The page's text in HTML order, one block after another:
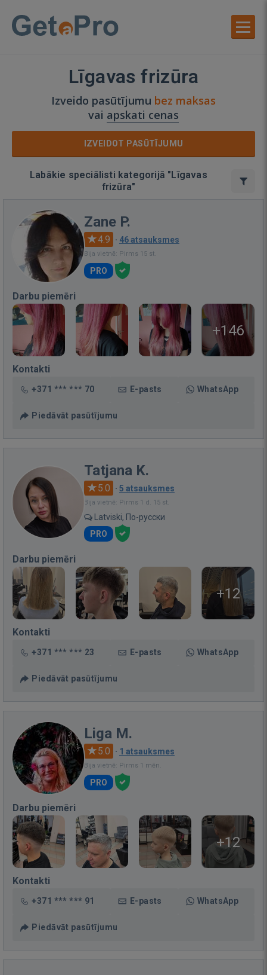
Līgavas frizūra
Izveido pasūtījumu bez maksas
vai apskati cenas
IZVEIDOT PASŪTĪJUMU
Labākie speciālisti kategorijā "Līgavas
frizūra"
Zane P.
4.9 · 46 atsauksmes
Bija vietnē: Pirms 15 st.
PRO
Darbu piemēri
+146
Kontakti
+371 *** *** 70 E-pasts WhatsApp
Piedāvāt pasūtījumu
Tatjana K.
5.0 · 5 atsauksmes
Bija vietnē: Pirms 1 d. 15 st.
Latviski, По-русски
PRO
Darbu piemēri
+12
Kontakti
+371 *** *** 23 E-pasts WhatsApp
Piedāvāt pasūtījumu
Liga M.
5.0 · 1 atsauksmes
Bija vietnē: Pirms 1 mēn.
PRO
Darbu piemēri
+12
Kontakti
+371 *** *** 91 E-pasts WhatsApp
Piedāvāt pasūtījumu